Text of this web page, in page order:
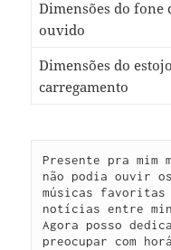
Dimens˜oes do fone
ouvido
Dimensões do
carregamento
Presente pra mim
não podia ouvir
músicas
notícias entre
Agora posso
preocupar com